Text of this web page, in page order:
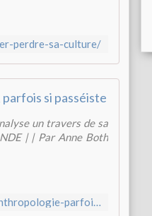
perdre-sa-culture/
si passéiste
un travers de sa
| | Par Anne Both
https://abonnes.lemonde.fr/livres/article/2018/09/13/l-anthropologie-parfois-si-passeiste_5354337_3260.html?